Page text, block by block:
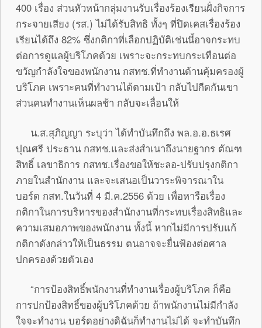
400 เรื่อง ส่วนหัวหน้ากลุ่มงานรับเรื่องร้องเรียนฝั่งกิจการ
กระจายเสียง (รส.) ไม่ได้รับสิทธิ ทั้งๆ ที่ปิดเคสเรื่องร้อง
เรียนได้ถึง 82% ซึ่งกติกาที่เลือกปฏิบัติเช่นนี้อาจกระทบ
ต่อการดูแลผู้บริโภคด้วย เพราะจะกระทบกระเทือนต่อ
ขวัญกำลังใจของพนักงาน กสทช.ที่ทำงานด้านคุ้มครองผู้
บริโภค เพราะคนที่ทำงานได้ตามเป้า กลับไปกีดกันเขา
ส่วนคนทำงานเห็นผลช้า กลับจะเลื่อนให้
น.ส.สุภิญญา ระบุว่า ได้ทำบันทึกถึง พล.อ.อ.ธเรศ
ปุณศรี ประธาน กสทช.และส่งสำเนาถึงนายฐากร ตัณฑ
สิทธิ์ เลขาธิการ กสทช.เรื่องขอให้ชะลอ-ปรับปรุงกติกา
ภายในสำนักงาน และจะเสนอเป็นวาระพิจารณาใน
บอร์ด กสท.ในวันที่ 4 มี.ค.2556 ด้วย เพื่อหารือเรื่อง
กติกาในการบริหารของสำนักงานที่กระทบเรื่องสิทธิและ
ความเสมอภาพของพนักงาน ทั้งนี้ หากไม่มีการปรับแก้
กติกาดังกล่าวให้เป็นธรรม ตนอาจจะยื่นฟ้องต่อศาล
ปกครองด้วยตัวเอง
“การป้องสิทธิ์พนักงานที่ทำงานเรื่องผู้บริโภค ก็คือ
การปกป้องสิทธิ์ของผู้บริโภคด้วย ถ้าพนักงานไม่มีกำลัง
ใจจะทำงาน บอร์ดอย่างดิฉันก็ทำงานไม่ได้ จะทำบันทึก